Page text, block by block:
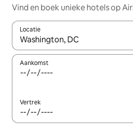
Vind en boek unieke hotels op
Locatie
Wanneer er resultaten
Aankomst
Vertrek